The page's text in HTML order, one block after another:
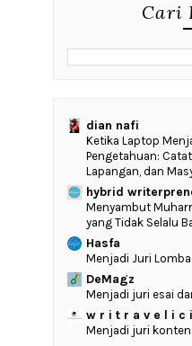
Cari
dian nafi
Ketika Laptop
Pengetahuan:
Lapangan, dan
hybrid
Menyambut
yang Tidak Selalu
Hasfa
Menjadi Juri
DeMagz
Menjadi juri esai
w r i t r a v e l i c
Menjadi juri